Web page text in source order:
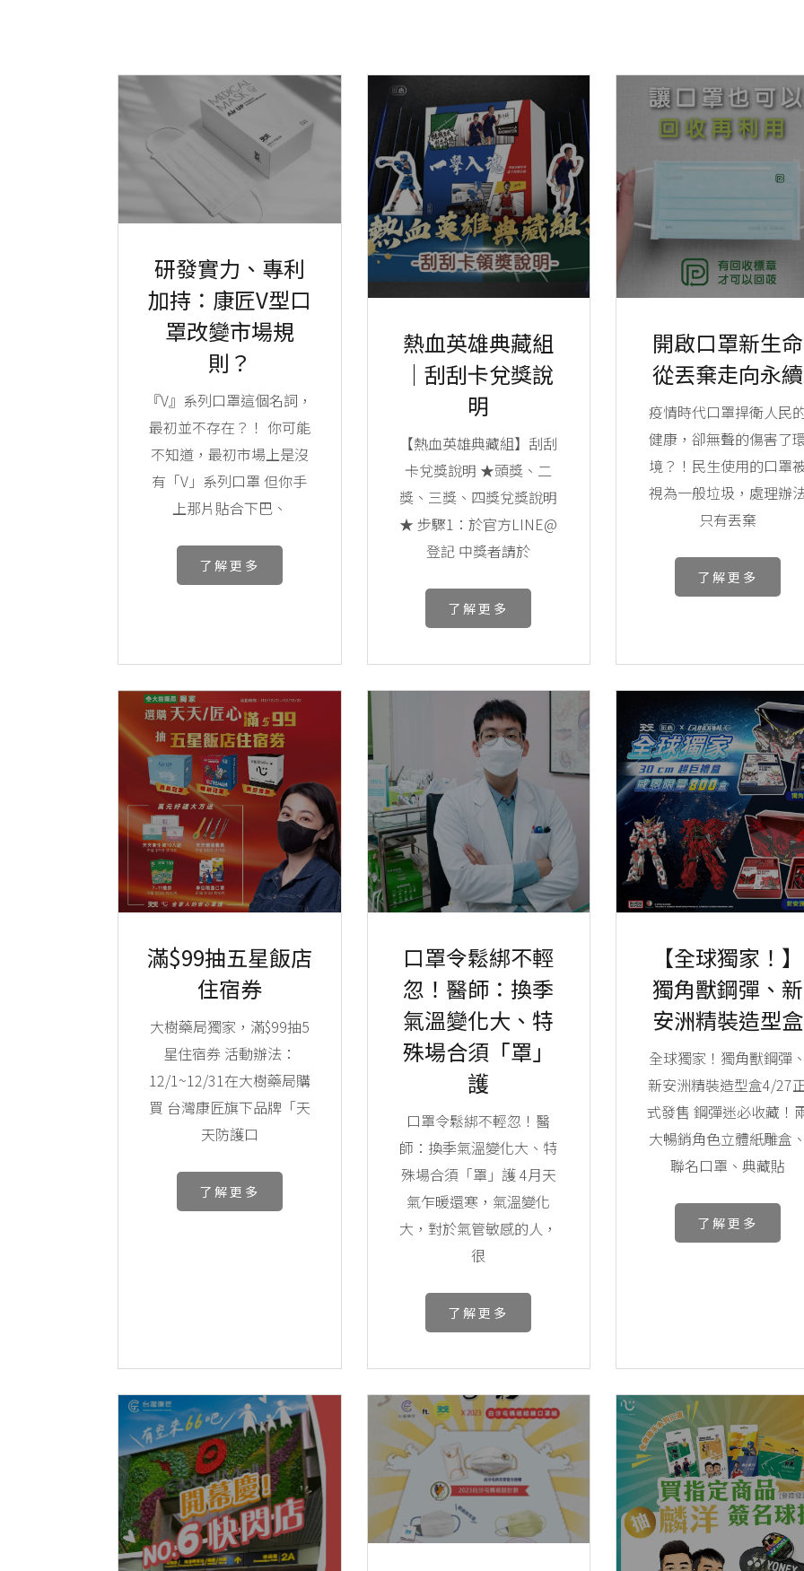
研發實力、專利
加持：康匠V型口
罩改變市場規
則？
『V』系列口罩這個名詞，
最初並不存在？！ 你可能
不知道，最初市場上是沒
有「V」系列口罩 但你手
上那片貼合下巴、
了解更多
熱血英雄典藏組
｜刮刮卡兌獎說
明
【熱血英雄典藏組】刮刮
卡兌獎說明 ★頭獎、二
獎、三獎、四獎兌獎說明
★ 步驟1：於官方LINE@
登記 中獎者請於
了解更多
開啟口罩新生命
從丟棄走向永續
疫情時代口罩捍衛人民
健康，卻無聲的傷害了
境？！民生使用的口罩
視為一般垃圾，處理辦
只有丟棄
了解更多
滿$99抽五星飯店
住宿券
大樹藥局獨家，滿$99抽5
星住宿券 活動辦法：
12/1~12/31在大樹藥局購
買 台灣康匠旗下品牌「天
天防護口
了解更多
口罩令鬆綁不輕
忽！醫師：換季
氣溫變化大、特
殊場合須「罩」
護
口罩令鬆綁不輕忽！醫
師：換季氣溫變化大、特
殊場合須「罩」護 4月天
氣乍暖還寒，氣溫變化
大，對於氣管敏感的人，
很
了解更多
【全球獨家！】
獨角獸鋼彈、新
安洲精裝造型盒
全球獨家！獨角獸鋼彈
新安洲精裝造型盒4/27
式發售 鋼彈迷必收藏！
大暢銷角色立體紙雕盒
聯名口罩、典藏貼
了解更多